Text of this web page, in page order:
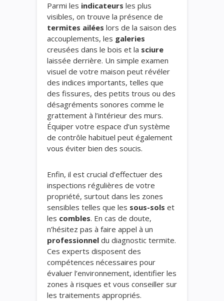
Parmi les indicateurs les plus
visibles, on trouve la présence de
termites ailées lors de la saison des
accouplements, les galeries
creusées dans le bois et la sciure
laissée derrière. Un simple examen
visuel de votre maison peut révéler
des indices importants, telles que
des fissures, des petits trous ou des
désagréments sonores comme le
grattement à l’intérieur des murs.
Équiper votre espace d’un système
de contrôle habituel peut également
vous éviter bien des soucis.
Enfin, il est crucial d’effectuer des
inspections régulières de votre
propriété, surtout dans les zones
sensibles telles que les sous-sols et
les combles. En cas de doute,
n’hésitez pas à faire appel à un
professionnel du diagnostic termite.
Ces experts disposent des
compétences nécessaires pour
évaluer l’environnement, identifier les
zones à risques et vous conseiller sur
les traitements appropriés.